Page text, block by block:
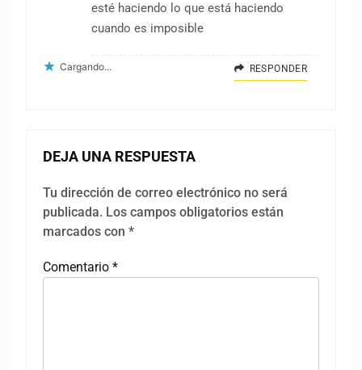
esté haciendo lo que está haciendo
cuando es imposible
Cargando... RESPONDER
DEJA UNA RESPUESTA
Tu dirección de correo electrónico no será
publicada. Los campos obligatorios están
marcados con *
Comentario *